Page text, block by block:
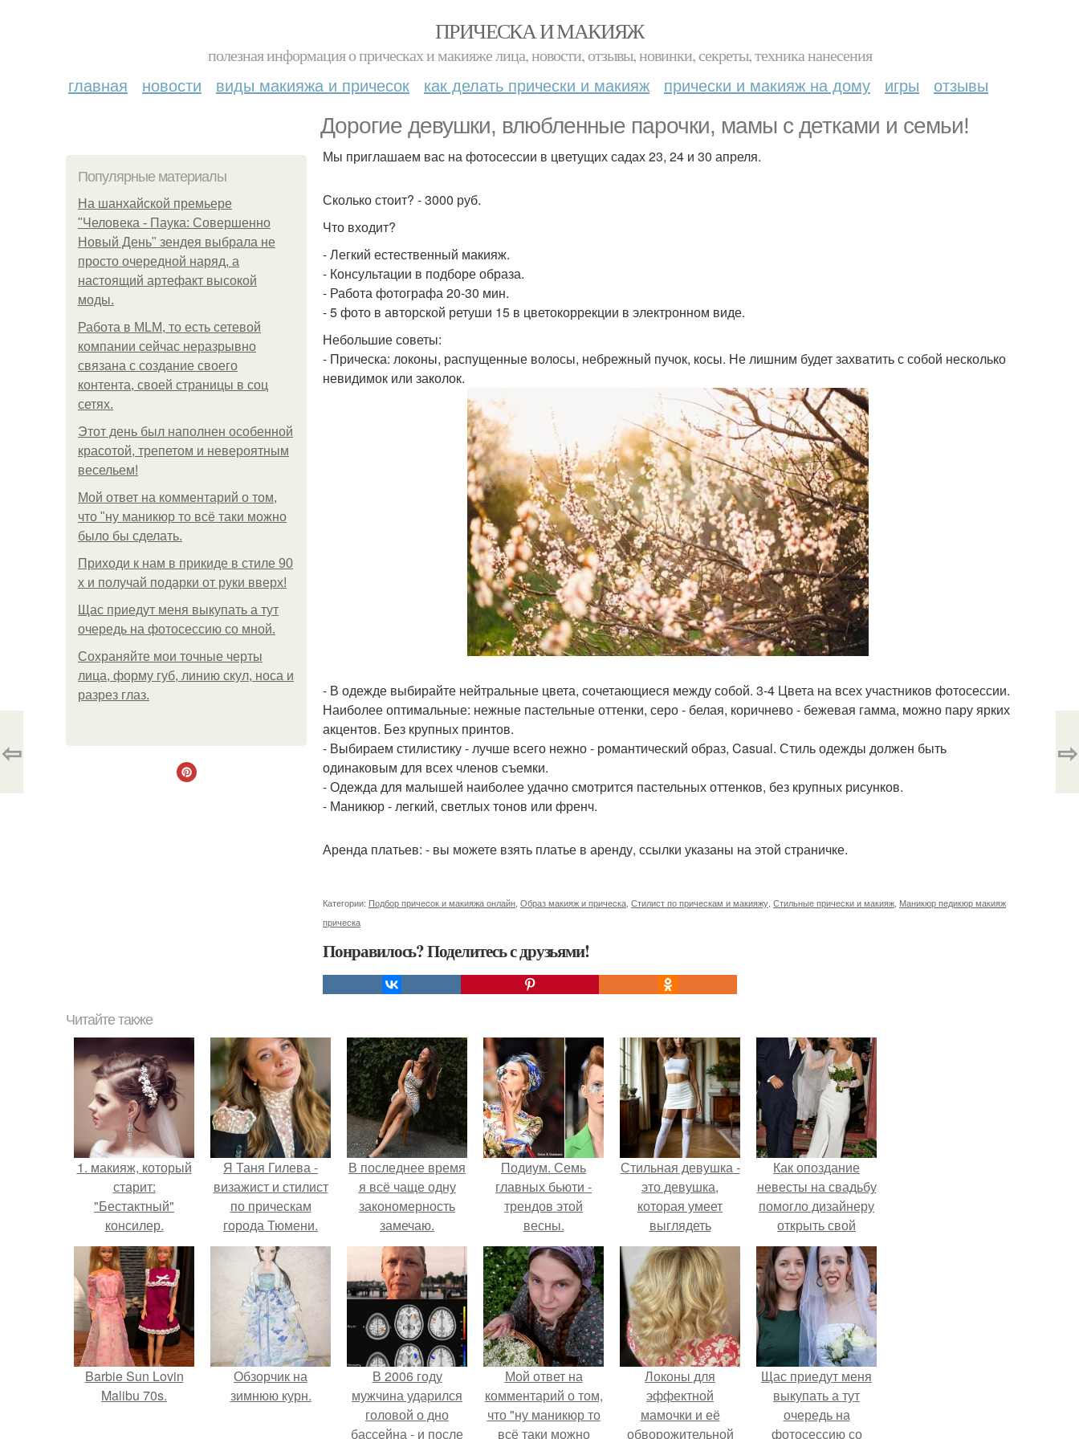
ПРИЧЕСКА И МАКИЯЖ
полезная информация о прическах и макияже лица, новости, отзывы, новинки, секреты, техника нанесения
главная новости виды макияжа и причесок как делать прически и макияж прически и макияж на дому игры отзывы
Дорогие девушки, влюбленные парочки, мамы с детками и семьи!
Популярные материалы
На шанхайской премьере
"Человека - Паука: Совершенно
Новый День" зендея выбрала не
просто очередной наряд, а
настоящий артефакт высокой
моды.
Работа в MLM, то есть сетевой
компании сейчас неразрывно
связана с создание своего
контента, своей страницы в соц
сетях.
Этот день был наполнен особенной
красотой, трепетом и невероятным
весельем!
Мой ответ на комментарий о том,
что "ну маникюр то всё таки можно
было бы сделать.
Приходи к нам в прикиде в стиле 90
х и получай подарки от руки вверх!
Щас приедут меня выкупать а тут
очередь на фотосессию со мной.
Сохраняйте мои точные черты
лица, форму губ, линию скул, носа и
разрез глаз.
Мы приглашаем вас на фотосессии в цветущих садах 23, 24 и 30 апреля.
Сколько стоит? - 3000 руб.
Что входит?
- Легкий естественный макияж.
- Консультации в подборе образа.
- Работа фотографа 20-30 мин.
- 5 фото в авторской ретуши 15 в цветокоррекции в электронном виде.
Небольшие советы:
- Прическа: локоны, распущенные волосы, небрежный пучок, косы. Не лишним будет захватить с собой несколько
невидимок или заколок.
- В одежде выбирайте нейтральные цвета, сочетающиеся между собой. 3-4 Цвета на всех участников фотосессии.
Наиболее оптимальные: нежные пастельные оттенки, серо - белая, коричнево - бежевая гамма, можно пару ярких
акцентов. Без крупных принтов.
- Выбираем стилистику - лучше всего нежно - романтический образ, Casual. Стиль одежды должен быть
одинаковым для всех членов съемки.
- Одежда для малышей наиболее удачно смотрится пастельных оттенков, без крупных рисунков.
- Маникюр - легкий, светлых тонов или френч.
Аренда платьев: - вы можете взять платье в аренду, ссылки указаны на этой страничке.
Категории: Подбор причесок и макияжа онлайн Образ макияж и прическа Стилист по прическам и макияжу Стильные прически и макияж Маникюр педикюр макияж
прическа
Понравилось? Поделитесь с друзьями!
⇦ ⇨
Читайте также
1. макияж, который
старит:
"Бестактный"
консилер.
Я Таня Гилева -
визажист и стилист
по прическам
города Тюмени.
В последнее время
я всё чаще одну
закономерность
замечаю.
Подиум. Семь
главных бьюти -
трендов этой
весны.
Стильная девушка -
это девушка,
которая умеет
выглядеть
привлекательно и
элегантно в любои
ситуации.
Как опоздание
невесты на свадьбу
помогло дизайнеру
открыть свой
бренд.
Barbie Sun Lovin
Malibu 70s.
Обзорчик на
зимнюю курн.
В 2006 году
мужчина ударился
головой о дно
бассейна - и после
Мой ответ на
комментарий о том,
что "ну маникюр то
всё таки можно
Локоны для
эффектной
мамочки и её
обворожительной
Щас приедут меня
выкупать а тут
очередь на
фотосессию со